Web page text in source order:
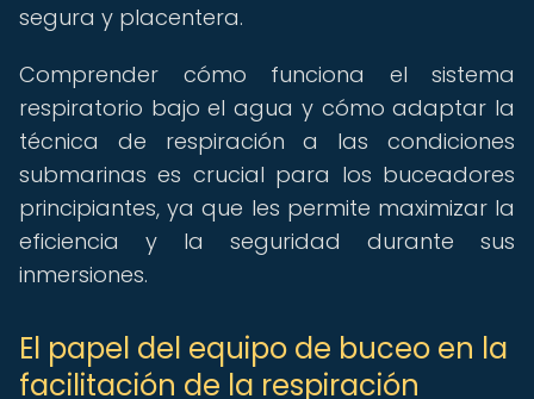
segura y placentera.
Comprender cómo funciona el sistema
respiratorio bajo el agua y cómo adaptar la
técnica de respiración a las condiciones
submarinas es crucial para los buceadores
principiantes, ya que les permite maximizar la
eficiencia y la seguridad durante sus
inmersiones.
El papel del equipo de buceo en la
facilitación de la respiración